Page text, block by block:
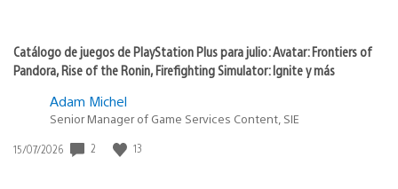
Catálogo de juegos de PlayStation Plus para julio: Avatar: Frontiers of
Pandora, Rise of the Ronin, Firefighting Simulator: Ignite y más
Adam Michel
Senior Manager of Game Services Content, SIE
Fecha
15/07/2026 2 13